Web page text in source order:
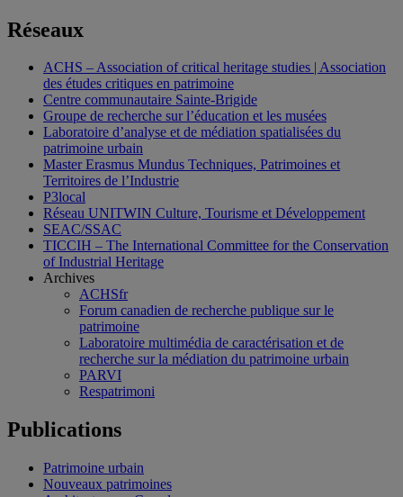
Réseaux
ACHS – Association of critical heritage studies | Association
des études critiques en patrimoine
Centre communautaire Sainte-Brigide
Groupe de recherche sur l’éducation et les musées
Laboratoire d’analyse et de médiation spatialisées du
patrimoine urbain
Master Erasmus Mundus Techniques, Patrimoines et
Territoires de l’Industrie
P3local
Réseau UNITWIN Culture, Tourisme et Développement
SEAC/SSAC
TICCIH – The International Committee for the Conservation
of Industrial Heritage
Archives
ACHSfr
Forum canadien de recherche publique sur le
patrimoine
Laboratoire multimédia de caractérisation et de
recherche sur la médiation du patrimoine urbain
PARVI
Respatrimoni
Publications
Patrimoine urbain
Nouveaux patrimoines